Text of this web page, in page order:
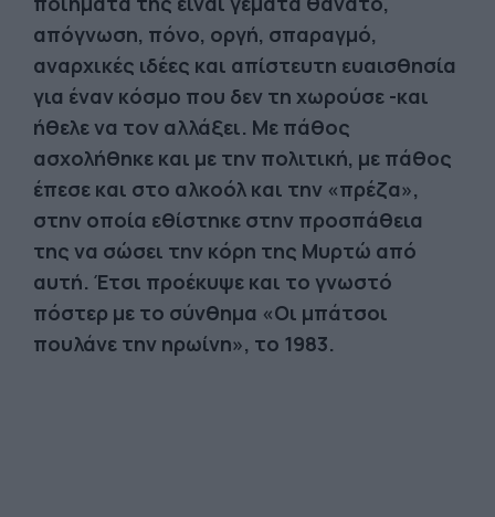
απόγνωση, πόνο, οργή, σπαραγμό,
αναρχικές ιδέες και απίστευτη ευαισθησία
για έναν κόσμο που δεν τη χωρούσε -και
ήθελε να τον αλλάξει. Με πάθος
ασχολήθηκε και με την πολιτική, με πάθος
έπεσε και στο αλκοόλ και την «πρέζα»,
στην οποία εθίστηκε στην προσπάθεια
της να σώσει την κόρη της Μυρτώ από
αυτή. Έτσι προέκυψε και το γνωστό
πόστερ με το σύνθημα «Οι μπάτσοι
πουλάνε την ηρωίνη», το 1983.